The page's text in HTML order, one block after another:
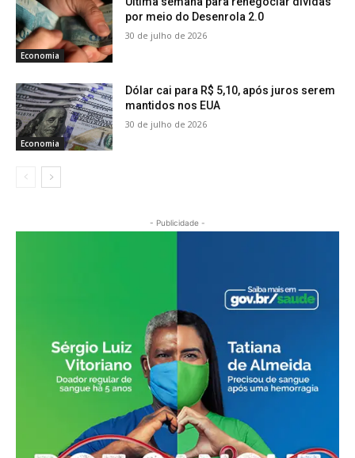
Economia
por meio do Desenrola 2.0
30 de julho de 2026
Economia
Dólar cai para R$ 5,10, após juros serem
mantidos nos EUA
30 de julho de 2026
- Publicidade -